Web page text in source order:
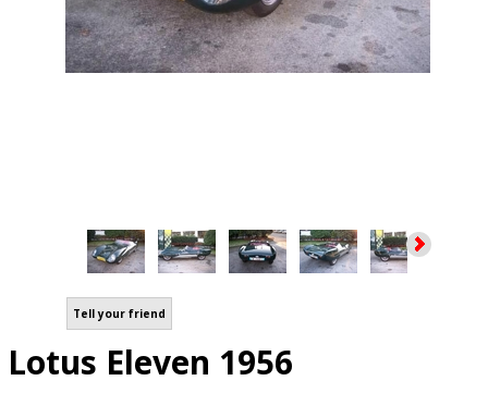
Tell your friend
Lotus Eleven 1956